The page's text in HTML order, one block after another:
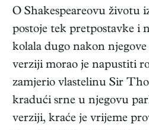
O Shakespeareovu životu
postoje tek pretpostavke i
kolala dugo nakon
verziji morao je napustiti
zamjerio vlastelinu Sir
kradući srne u njegovu
verziji, kraće je vrijeme